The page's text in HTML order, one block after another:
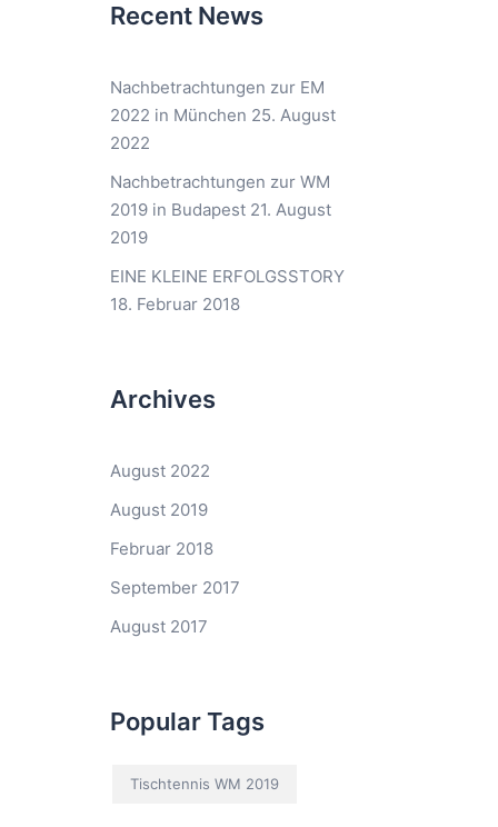
Recent News
Nachbetrachtungen zur EM
2022 in München 25. August
2022
Nachbetrachtungen zur WM
2019 in Budapest 21. August
2019
EINE KLEINE ERFOLGSSTORY
18. Februar 2018
Archives
August 2022
August 2019
Februar 2018
September 2017
August 2017
Popular Tags
Tischtennis WM 2019